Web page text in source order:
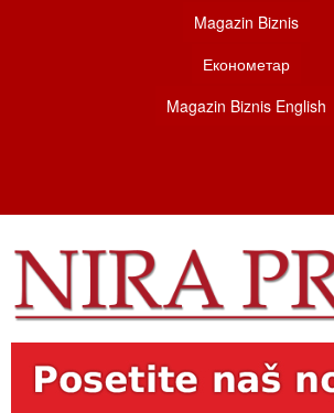
Magazin Biznis
Економетар
Magazin Biznis English